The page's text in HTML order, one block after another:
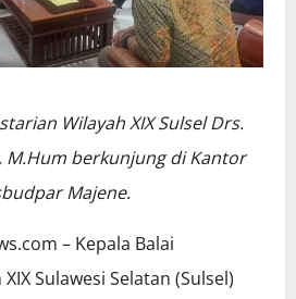
Wilayah XIX Sulsel Drs.
M.Hum berkunjung di Kantor
Majene.
– Kepala Balai
Sulawesi Selatan (Sulsel)